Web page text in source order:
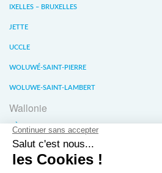
IXELLES – BRUXELLES
JETTE
UCCLE
WOLUWÉ-SAINT-PIERRE
WOLUWE-SAINT-LAMBERT
Wallonie
LIÈGE
WATERLOO
WAVRE